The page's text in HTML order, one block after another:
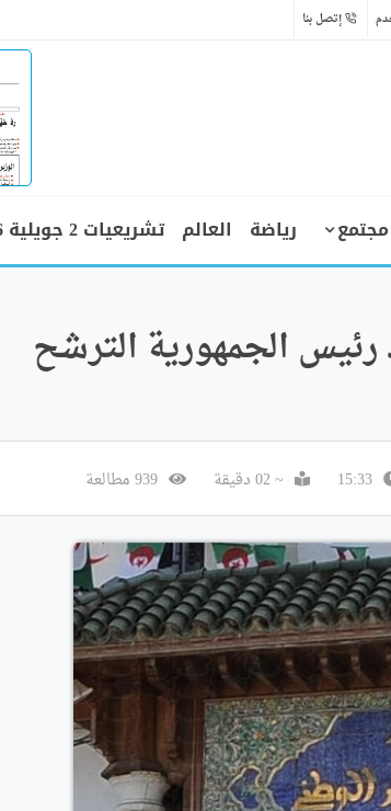
إتصل بنا
رياضة العالم تشريعيات 2 جويلية 2026
الجمهورية الترشح
15:33 ~ 02 دقيقة 939 مطالعة